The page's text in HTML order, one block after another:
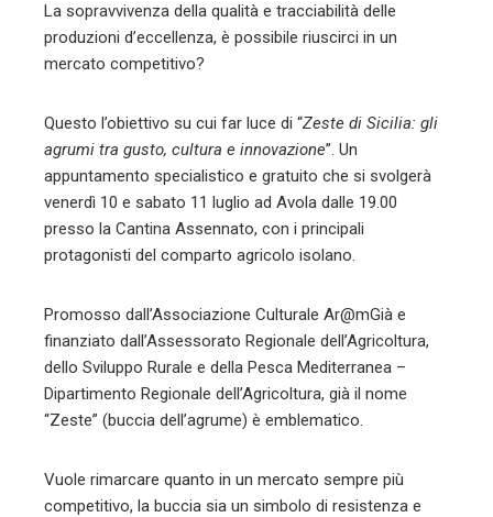
La sopravvivenza della qualità e tracciabilità delle
produzioni d’eccellenza, è possibile riuscirci in un
mercato competitivo?
Questo l’obiettivo su cui far luce di “Zeste di Sicilia: gli
agrumi tra gusto, cultura e innovazione”. Un
appuntamento specialistico e gratuito che si svolgerà
venerdì 10 e sabato 11 luglio ad Avola dalle 19.00
presso la Cantina Assennato, con i principali
protagonisti del comparto agricolo isolano.
Promosso dall’Associazione Culturale Ar@mGià e
finanziato dall’Assessorato Regionale dell’Agricoltura,
dello Sviluppo Rurale e della Pesca Mediterranea –
Dipartimento Regionale dell’Agricoltura, già il nome
“Zeste” (buccia dell’agrume) è emblematico.
Vuole rimarcare quanto in un mercato sempre più
competitivo, la buccia sia un simbolo di resistenza e